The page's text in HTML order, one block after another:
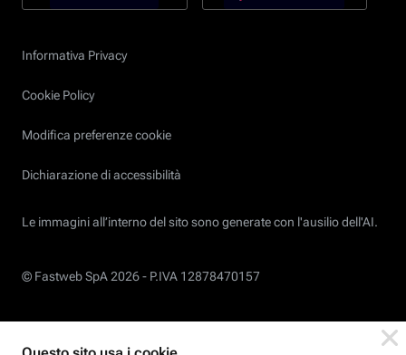
Informativa Privacy
Cookie Policy
Modifica preferenze cookie
Dichiarazione di accessibilità
Le immagini all’interno del sito sono generate con l'ausilio dell'AI.
© Fastweb SpA 2026 - P.IVA 12878470157